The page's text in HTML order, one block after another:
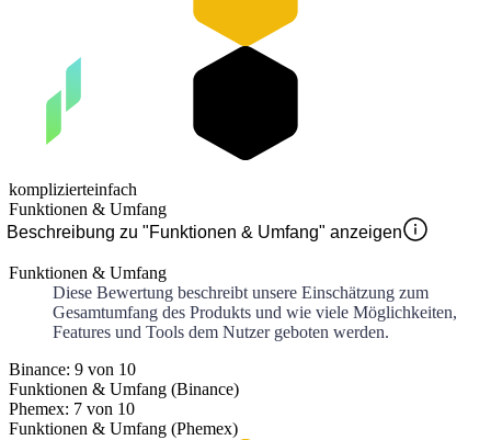
komplizierteinfach
Funktionen & Umfang
Beschreibung zu "Funktionen & Umfang" anzeigen
Funktionen & Umfang
Diese Bewertung beschreibt unsere Einschätzung zum
Gesamtumfang des Produkts und wie viele Möglichkeiten,
Features und Tools dem Nutzer geboten werden.
Binance: 9 von 10
Funktionen & Umfang (Binance)
Phemex: 7 von 10
Funktionen & Umfang (Phemex)